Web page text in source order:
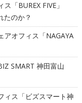
ス「BUREX FIVE」
たのか？
アオフィス「NAGAYA
SMART 神田富山
ィス「ビズスマート神